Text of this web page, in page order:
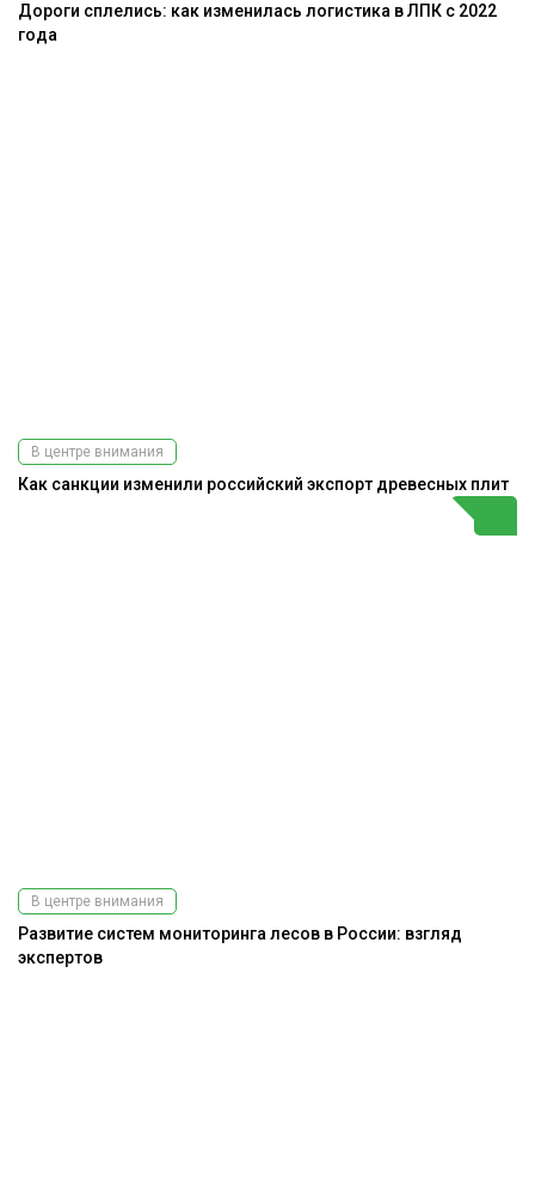
Дороги сплелись: как изменилась логистика в ЛПК с 2022
года
В центре внимания
Как санкции изменили российский экспорт древесных плит
В центре внимания
Развитие систем мониторинга лесов в России: взгляд
экспертов